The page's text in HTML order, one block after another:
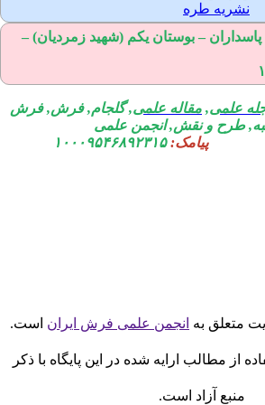
نشریه طره
– بوستان یکم (شهید زمردیان) –
علمی,مقاله علمی, گلجام, فرش, فرش
طرح و نقش, انجمن علمی
پیامک:
۱۰۰۰۹۵۴۶۸۹۲۳۱۵
به انجمن علمی فرش ایران است.
از مطالب ارایه شده در این پایگاه با ذکر
منبع آزاد است.